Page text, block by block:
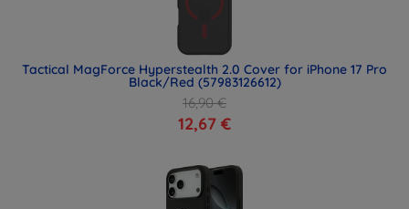
Tactical MagForce Hyperstealth 2.0 Cover for iPhone 17 Pro
Black/Red (57983126612)
16,90 €
12,67 €